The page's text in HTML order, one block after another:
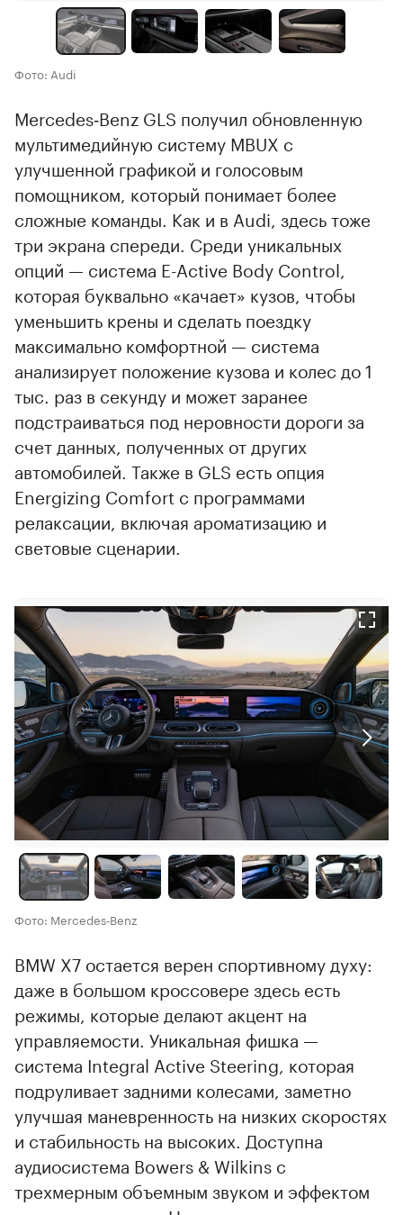
Фото: Audi
Mercedes‑Benz GLS получил обновленную
мультимедийную систему MBUX с
улучшенной графикой и голосовым
помощником, который понимает более
сложные команды. Как и в Audi, здесь тоже
три экрана спереди. Среди уникальных
опций — система E-Active Body Control,
которая буквально «качает» кузов, чтобы
уменьшить крены и сделать поездку
максимально комфортной — система
анализирует положение кузова и колес до 1
тыс. раз в секунду и может заранее
подстраиваться под неровности дороги за
счет данных, полученных от других
автомобилей. Также в GLS есть опция
Energizing Comfort с программами
релаксации, включая ароматизацию и
световые сценарии.
Фото: Mercedes‑Benz
BMW X7 остается верен спортивному духу:
даже в большом кроссовере здесь есть
режимы, которые делают акцент на
управляемости. Уникальная фишка —
система Integral Active Steering, которая
подруливает задними колесами, заметно
улучшая маневренность на низких скоростях
и стабильность на высоких. Доступна
аудиосистема Bowers & Wilkins с
трехмерным объемным звуком и эффектом